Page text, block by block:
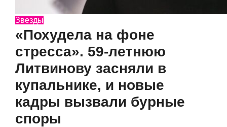
Звезды
«Похудела на фоне
стресса». 59-летнюю
Литвинову засняли в
купальнике, и новые
кадры вызвали бурные
споры